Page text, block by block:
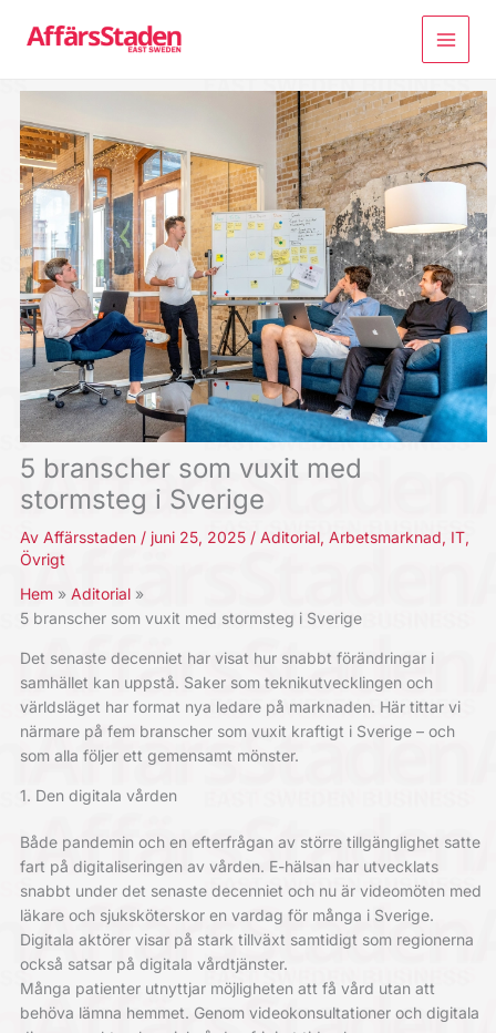
5 branscher som vuxit med
stormsteg i Sverige
Av Affärsstaden / juni 25, 2025 / Aditorial, Arbetsmarknad, IT,
Övrigt
Hem
Aditorial
5 branscher som vuxit med stormsteg i Sverige
Det senaste decenniet har visat hur snabbt förändringar i
samhället kan uppstå. Saker som teknikutvecklingen och
världsläget har format nya ledare på marknaden. Här tittar vi
närmare på fem branscher som vuxit kraftigt i Sverige – och
som alla följer ett gemensamt mönster.
1. Den digitala vården
Både pandemin och en efterfrågan av större tillgänglighet satte
fart på digitaliseringen av vården. E-hälsan har utvecklats
snabbt under det senaste decenniet och nu är videomöten med
läkare och sjuksköterskor en vardag för många i Sverige.
Digitala aktörer visar på stark tillväxt samtidigt som regionerna
också satsar på digitala vårdtjänster.
Många patienter utnyttjar möjligheten att få vård utan att
behöva lämna hemmet. Genom videokonsultationer och digitala